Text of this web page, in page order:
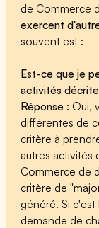
de Commerce
exercent
souvent est :
Est-ce que je
activités
Réponse :Oui,
différentes de
critère à
autres activités
Commerce de
critère de
généré. Si
demande de